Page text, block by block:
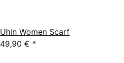
Uhin Women Scarf
49,90 € *